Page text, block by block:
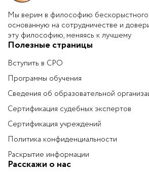
Мы верим в философию бескорыстного
основанную на сотрудничестве и
эту философию, меняясь к лучшему
Полезные страницы
Вступить в СРО
Программы обучения
Сведения об образовательной
Сертификация судебных экспертов
Сертификация учреждений
Политика конфиденциальности
Раскрытие информации
Расскажи о нас